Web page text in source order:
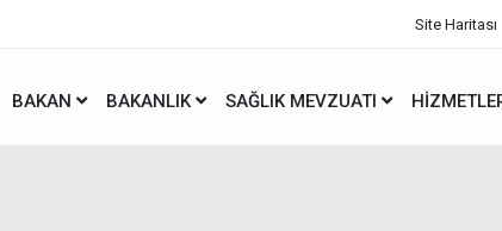
Site Haritası
BAKAN BAKANLIK SAĞLIK MEVZUATI